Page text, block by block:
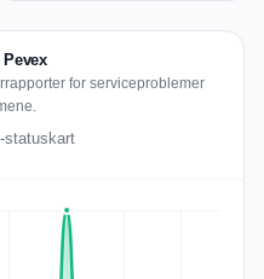
for serviceproblemer
statuskart